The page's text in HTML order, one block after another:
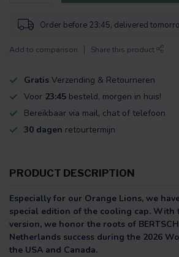
Order before 23:45, delivered
Add to comparison Share this product
Gratis Verzending & Retourneren
Voor 23:45 besteld, morgen in huis!
Bereikbaar via mail, chat of telefoon
30 dagen retourtermijn
PRODUCT DESCRIPTION
Especially for our Orange Lions, we
special edition of the cooling cap. With
version, we honor the roots of
Netherlands success during the 2026
the USA and Canada.